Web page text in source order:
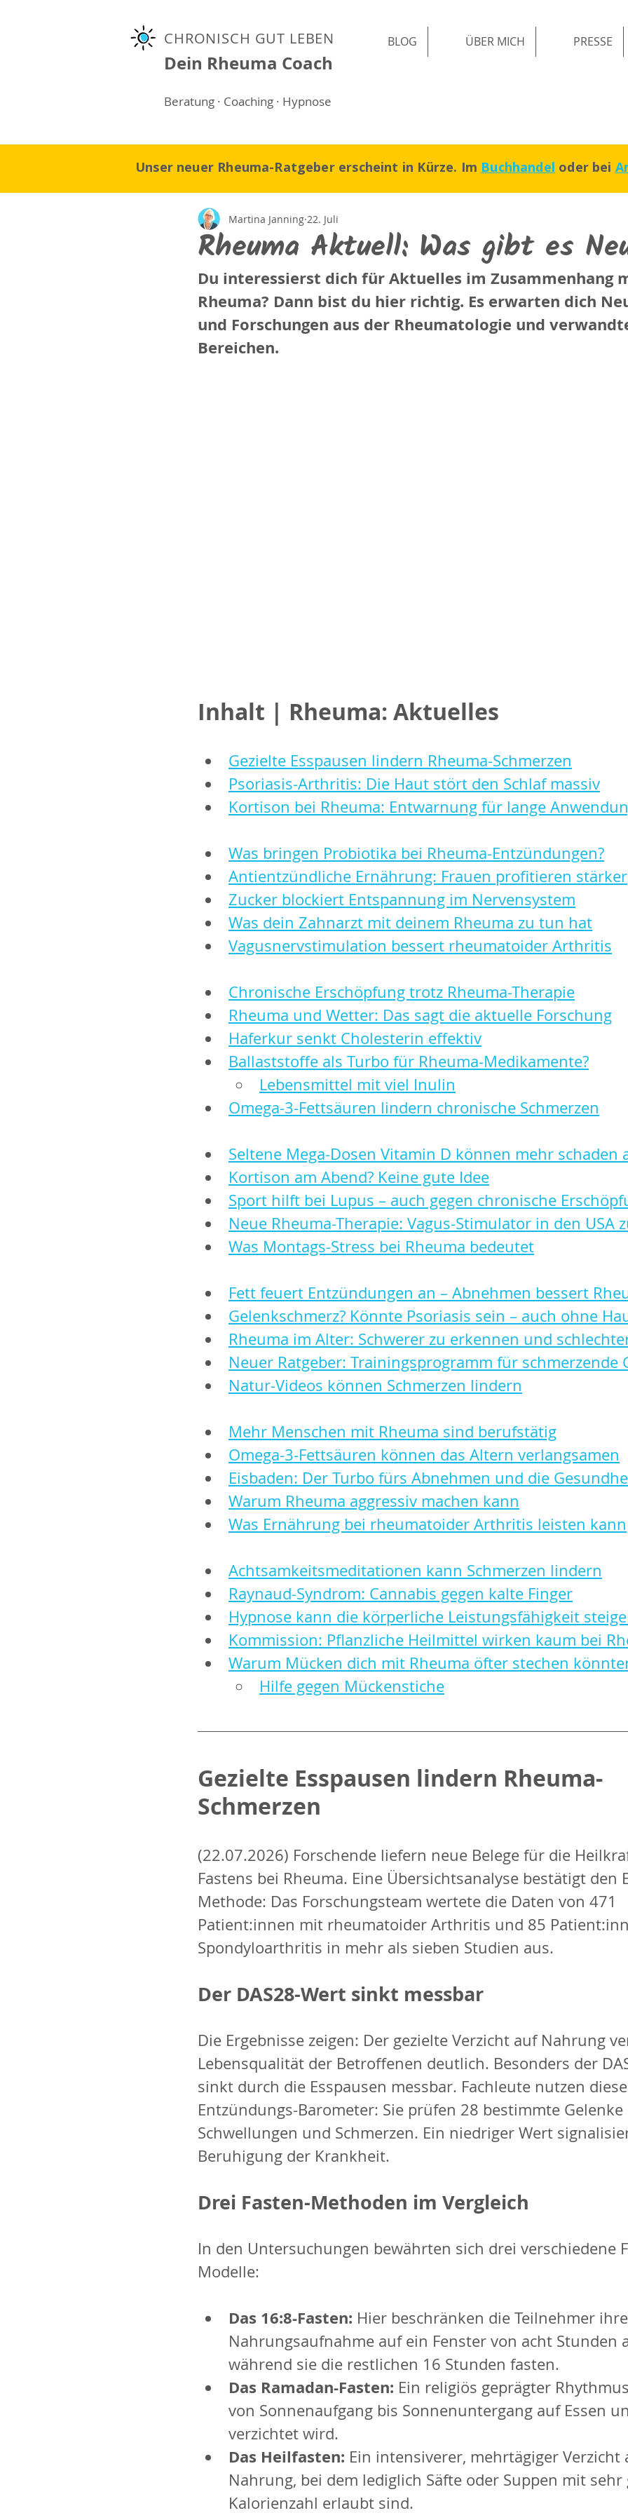
CHRONISCH GUT LEBEN
Dein Rheuma Coach
BLOG ÜBER MICH PRESSE
Beratung · Coaching · Hypnose
Unser neuer Rheuma-Ratgeber erscheint in Kürze. Im Buchhandel oder bei
Rheuma Aktuell: Was gibt es
Martina Janning 22. Juli
Du interessierst dich für Aktuelles im Zusammenhang
Rheuma? Dann bist du hier richtig. Es erwarten dich
und Forschungen aus der Rheumatologie und
Bereichen.
Inhalt | Rheuma: Aktuelles
Gezielte Esspausen lindern Rheuma-Schmerzen
Psoriasis-Arthritis: Die Haut stört den Schlaf massiv
Kortison bei Rheuma: Entwarnung für lange
Was bringen Probiotika bei Rheuma-Entzündungen?
Antientzündliche Ernährung: Frauen profitieren stärker
Zucker blockiert Entspannung im Nervensystem
Was dein Zahnarzt mit deinem Rheuma zu tun hat
Vagusnervstimulation bessert rheumatoider Arthritis
Chronische Erschöpfung trotz Rheuma-Therapie
Rheuma und Wetter: Das sagt die aktuelle Forschung
Haferkur senkt Cholesterin effektiv
Ballaststoffe als Turbo für Rheuma-Medikamente?
Lebensmittel mit viel Inulin
Omega-3-Fettsäuren lindern chronische Schmerzen
Seltene Mega-Dosen Vitamin D können mehr schaden
Kortison am Abend? Keine gute Idee
Sport hilft bei Lupus – auch gegen chronische
Neue Rheuma-Therapie: Vagus-Stimulator in den USA
Was Montags-Stress bei Rheuma bedeutet
Fett feuert Entzündungen an – Abnehmen bessert
Gelenkschmerz? Könnte Psoriasis sein – auch ohne
Rheuma im Alter: Schwerer zu erkennen und
Neuer Ratgeber: Trainingsprogramm für schmerzende
Natur-Videos können Schmerzen lindern
Mehr Menschen mit Rheuma sind berufstätig
Omega-3-Fettsäuren können das Altern verlangsamen
Eisbaden: Der Turbo fürs Abnehmen und die
Warum Rheuma aggressiv machen kann
Was Ernährung bei rheumatoider Arthritis leisten kann
Achtsamkeitsmeditationen kann Schmerzen lindern
Raynaud-Syndrom: Cannabis gegen kalte Finger
Hypnose kann die körperliche Leistungsfähigkeit
Kommission: Pflanzliche Heilmittel wirken kaum bei
Warum Mücken dich mit Rheuma öfter stechen
Hilfe gegen Mückenstiche
Gezielte Esspausen lindern Rheuma-
Schmerzen
(22.07.2026) Forschende liefern neue Belege für die
Fastens bei Rheuma. Eine Übersichtsanalyse bestätigt den
Methode: Das Forschungsteam wertete die Daten von 471
Patient:innen mit rheumatoider Arthritis und 85
Spondyloarthritis in mehr als sieben Studien aus.
Der DAS28-Wert sinkt messbar
Die Ergebnisse zeigen: Der gezielte Verzicht auf Nahrung
Lebensqualität der Betroffenen deutlich. Besonders der
sinkt durch die Esspausen messbar. Fachleute nutzen
Entzündungs-Barometer: Sie prüfen 28 bestimmte
Schwellungen und Schmerzen. Ein niedriger Wert
Beruhigung der Krankheit.
Drei Fasten-Methoden im Vergleich
In den Untersuchungen bewährten sich drei verschiedene
Modelle:
Das 16:8-Fasten: Hier beschränken die Teilnehmer
Nahrungsaufnahme auf ein Fenster von acht Stunden
während sie die restlichen 16 Stunden fasten.
Das Ramadan-Fasten: Ein religiös geprägter
von Sonnenaufgang bis Sonnenuntergang auf Essen
verzichtet wird.
Das Heilfasten: Ein intensiverer, mehrtägiger
Nahrung, bei dem lediglich Säfte oder Suppen mit
Kalorienzahl erlaubt sind.